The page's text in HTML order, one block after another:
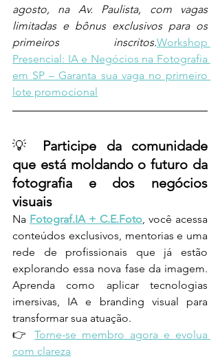
agosto, na Av. Paulista, com vagas
limitadas e bônus exclusivos para os
primeiros inscritos.Workshop
Presencial: IA e Negócios na Fotografia
em SP – Garanta sua vaga no primeiro
lote promocional
💡 Participe da comunidade
que está moldando o futuro da
fotografia e dos negócios
visuais
Na Fotograf.IA + C.E.Foto, você acessa
conteúdos exclusivos, mentorias e uma
rede de profissionais que já estão
explorando essa nova fase da imagem.
Aprenda como aplicar tecnologias
imersivas, IA e branding visual para
transformar sua atuação.
👉 Torne-se membro agora e evolua
com clareza